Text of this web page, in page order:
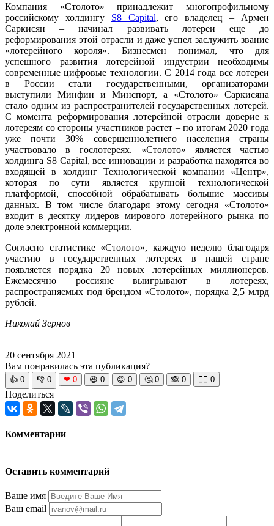
Компания «Столото» принадлежит многопрофильному
российскому холдингу S8 Capital, его владелец – Армен
Саркисян – начинал развивать лотереи еще до
реформирования этой отрасли и даже успел заслужить звание
«лотерейного короля». Бизнесмен понимал, что для
успешного развития лотерейной индустрии необходимы
современные цифровые технологии. С 2014 года все лотереи
в России стали государственными, организаторами
выступили Минфин и Минспорт, а «Столото» Саркисяна
стало одним из распространителей государственных лотерей.
С момента реформирования лотерейной отрасли доверие к
лотереям со стороны участников растет – по итогам 2020 года
уже почти 30% совершеннолетнего населения страны
участвовало в гослотереях. «Столото» является частью
холдинга S8 Capital, все инновации и разработка находятся во
входящей в холдинг Технологической компании «Центр»,
которая по сути является крупной технологической
платформой, способной обрабатывать большие массивы
данных. В том числе благодаря этому сегодня «Столото»
входит в десятку лидеров мирового лотерейного рынка по
доле электронной коммерции.
Согласно статистике «Столото», каждую неделю благодаря
участию в государственных лотереях в нашей стране
появляется порядка 20 новых лотерейных миллионеров.
Ежемесячно россияне выигрывают в лотереях,
распространяемых под брендом «Столото», порядка 2,5 млрд
рублей.
Николай Зернов
20 сентября 2021
Вам понравилась эта публикация?
👍 0 👎 0 ❤ 0 😆 0 😡 0 🤔 0 🙈 0 🧘‍♀️ 0
Поделиться
Комментарии
Оставить комментарий
Ваше имя
Ваш email